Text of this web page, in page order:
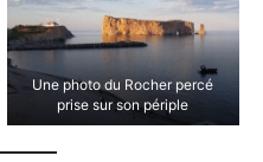
Une photo du Rocher percé
prise sur son périple